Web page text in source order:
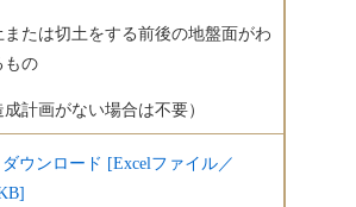
または切土をする前後の地盤面がわ
もの
成計画がない場合は不要）
ダウンロード [Excelファイル／